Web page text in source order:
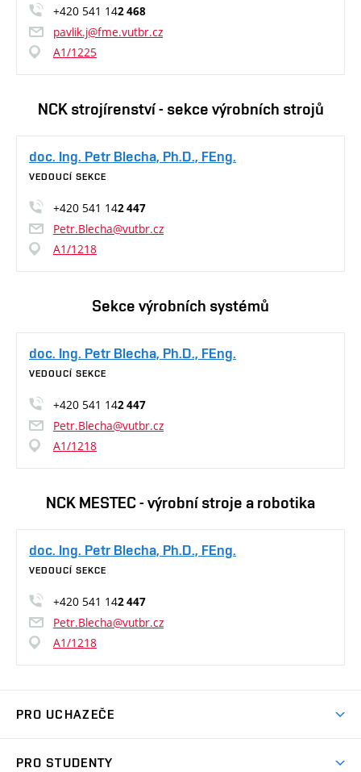
+420 541 142 468
pavlik.j@fme.vutbr.cz
A1/1225
NCK strojírenství - sekce výrobních strojů
doc. Ing. Petr Blecha, Ph.D., FEng.
VEDOUCÍ SEKCE
+420 541 142 447
Petr.Blecha@vutbr.cz
A1/1218
Sekce výrobních systémů
doc. Ing. Petr Blecha, Ph.D., FEng.
VEDOUCÍ SEKCE
+420 541 142 447
Petr.Blecha@vutbr.cz
A1/1218
NCK MESTEC - výrobní stroje a robotika
doc. Ing. Petr Blecha, Ph.D., FEng.
VEDOUCÍ SEKCE
+420 541 142 447
Petr.Blecha@vutbr.cz
A1/1218
PRO UCHAZEČE
PRO STUDENTY